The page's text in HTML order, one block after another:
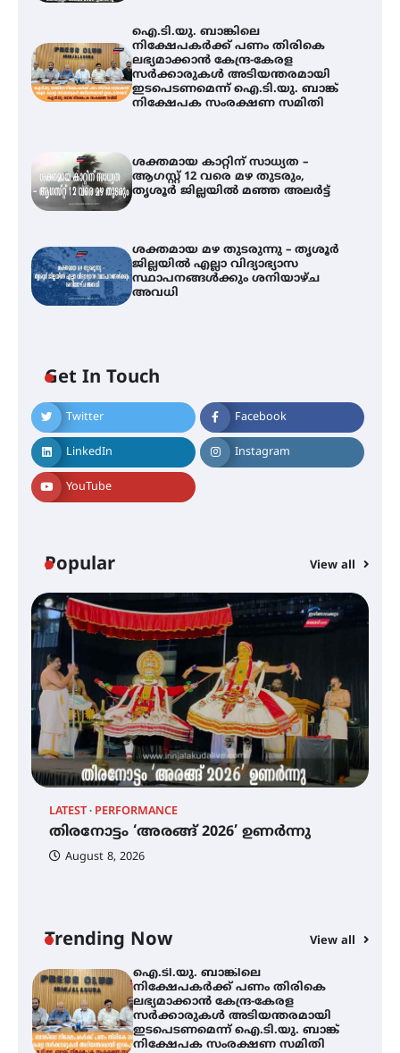
ഐ.ടി.യു. ബാങ്കിലെ
നിക്ഷേപകർക്ക് പണം തിരികെ
ലഭ്യമാക്കാൻ കേന്ദ്ര-കേരള
സർക്കാരുകൾ അടിയന്തരമായി
ഇടപെടണമെന്ന് ഐ.ടി.യു. ബാങ്ക്
നിക്ഷേപക സംരക്ഷണ സമിതി
ശക്തമായ കാറ്റിന് സാധ്യത –
ആഗസ്റ്റ് 12 വരെ മഴ തുടരും,
തൃശൂർ ജില്ലയിൽ മഞ്ഞ അലർട്ട്
ശക്തമായ മഴ തുടരുന്നു – തൃശൂർ
ജില്ലയിൽ എല്ലാ വിദ്യാഭ്യാസ
സ്ഥാപനങ്ങൾക്കും ശനിയാഴ്ച
അവധി
Get In Touch
Twitter Facebook
LinkedIn Instagram
YouTube
Popular View all
LATEST PERFORMANCE
തിരനോട്ടം ‘അരങ്ങ് 2026’ ഉണർന്നു
August 8, 2026
Trending Now View all
ഐ.ടി.യു. ബാങ്കിലെ
നിക്ഷേപകർക്ക് പണം തിരികെ
ലഭ്യമാക്കാൻ കേന്ദ്ര-കേരള
സർക്കാരുകൾ അടിയന്തരമായി
ഇടപെടണമെന്ന് ഐ.ടി.യു. ബാങ്ക്
നിക്ഷേപക സംരക്ഷണ സമിതി
ശക്തമായ കാറ്റിന് സാധ്യത –
ജില്ലയിൽ എല്ലാ വിദ്യാഭ്യാസ
സ്ഥാപനങ്ങൾക്കും ശനിയാഴ്ച
അവധി
എം.ജി. യൂണിവേഴ്‌സിറ്റിയിൽ നിന്ന്
ഇംഗ്ളീഷ് സാഹിത്യത്തിൽ
ഡോക്ടറേറ്റ് നേടിയ എൻ. ആര്യ
ട്യുണീഷ്യൻ ചിത്രം ” ദി വോയിസ്
ഫിലിം സൊസൈറ്റി ആഗസ്റ്റ് 7
വെള്ളിയാഴ്ച സ്‌ക്രീൻ ചെയ്യുന്നു
ഐ.ടി.യു. ബാങ്കിലെ
നിക്ഷേപകർക്ക് പണം തിരികെ
ലഭ്യമാക്കാൻ കേന്ദ്ര-കേരള
സർക്കാരുകൾ അടിയന്തരമായി
ഇടപെടണമെന്ന് ഐ.ടി.യു. ബാങ്ക്
നിക്ഷേപക സംരക്ഷണ സമിതി